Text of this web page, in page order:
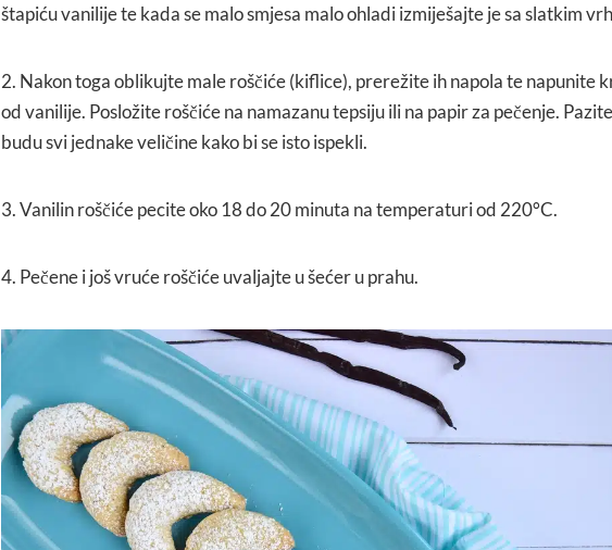
štapiću vanilije te kada se malo smjesa malo ohladi izmiješajte je sa slatkim
2. Nakon toga oblikujte male roščiće (kiflice), prerežite ih napola te napunite
od vanilije. Posložite roščiće na namazanu tepsiju ili na papir za pečenje.
budu svi jednake veličine kako bi se isto ispekli.
3. Vanilin roščiće pecite oko 18 do 20 minuta na temperaturi od 220°C.
4. Pečene i još vruće roščiće uvaljajte u šećer u prahu.